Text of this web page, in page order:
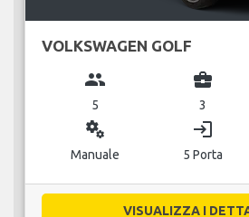
VOLKSWAGEN GOLF
group
5
business_center
3
miscellaneous_services
Manuale
login
5 Porta
VISUALIZZA I